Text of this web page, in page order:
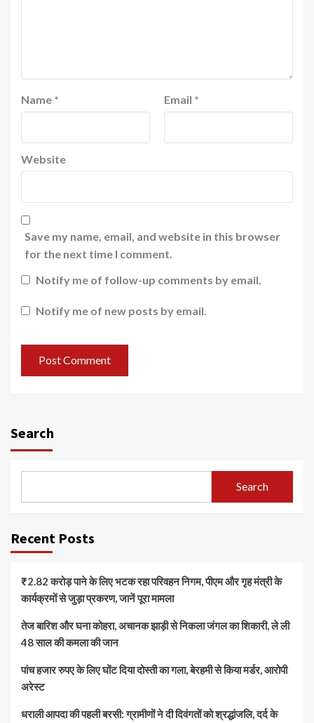
Name * Email *
Website
Save my name, email, and website in this browser
for the next time I comment.
Notify me of follow-up comments by email.
Notify me of new posts by email.
Search
Search
Recent Posts
₹2.82 करोड़ पाने के लिए भटक रहा परिवहन निगम, पीएम और गृह मंत्री के
कार्यक्रमों से जुड़ा प्रकरण, जानें पूरा मामला
तेज बारिश और घना कोहरा, अचानक झाड़ी से निकला जंगल का शिकारी, ले ली
48 साल की कमला की जान
पांच हजार रुपए के लिए घोंट दिया दोस्ती का गला, बेरहमी से किया मर्डर, आरोपी
अरेस्ट
धराली आपदा की पहली बरसी: ग्रामीणों ने दी दिवंगतों को श्रद्धांजलि, दर्द के